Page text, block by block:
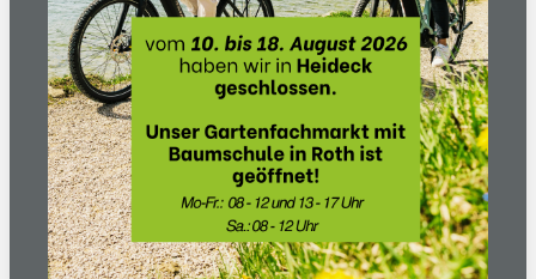
Gartenfräse 3400 D -
Mietgerät
Bildergalerie überspringen